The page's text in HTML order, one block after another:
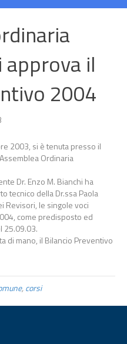
il
2004
2003, si è tenuta presso il
Ordinaria
Dr. Enzo M. Bianchi ha
tecnico della Dr.ssa Paola
Revisori, le singole voci
come predisposto ed
25.09.03.
di mano, il Bilancio Preventivo
,corsi